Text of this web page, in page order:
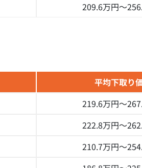
209.6万円～
平均下取り
219.6万円～
222.8万円～
210.7万円～